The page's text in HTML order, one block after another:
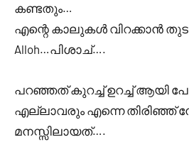
കണ്ടതും…
എന്റെ കാലുകൾ വിറക്കാൻ
Alloh…പിശാച്….
പറഞ്ഞത് കുറച്ച് ഉറച്ച് ആയി
എല്ലാവരും എന്നെ തിരിഞ്ഞ്
മനസ്സിലായത്….